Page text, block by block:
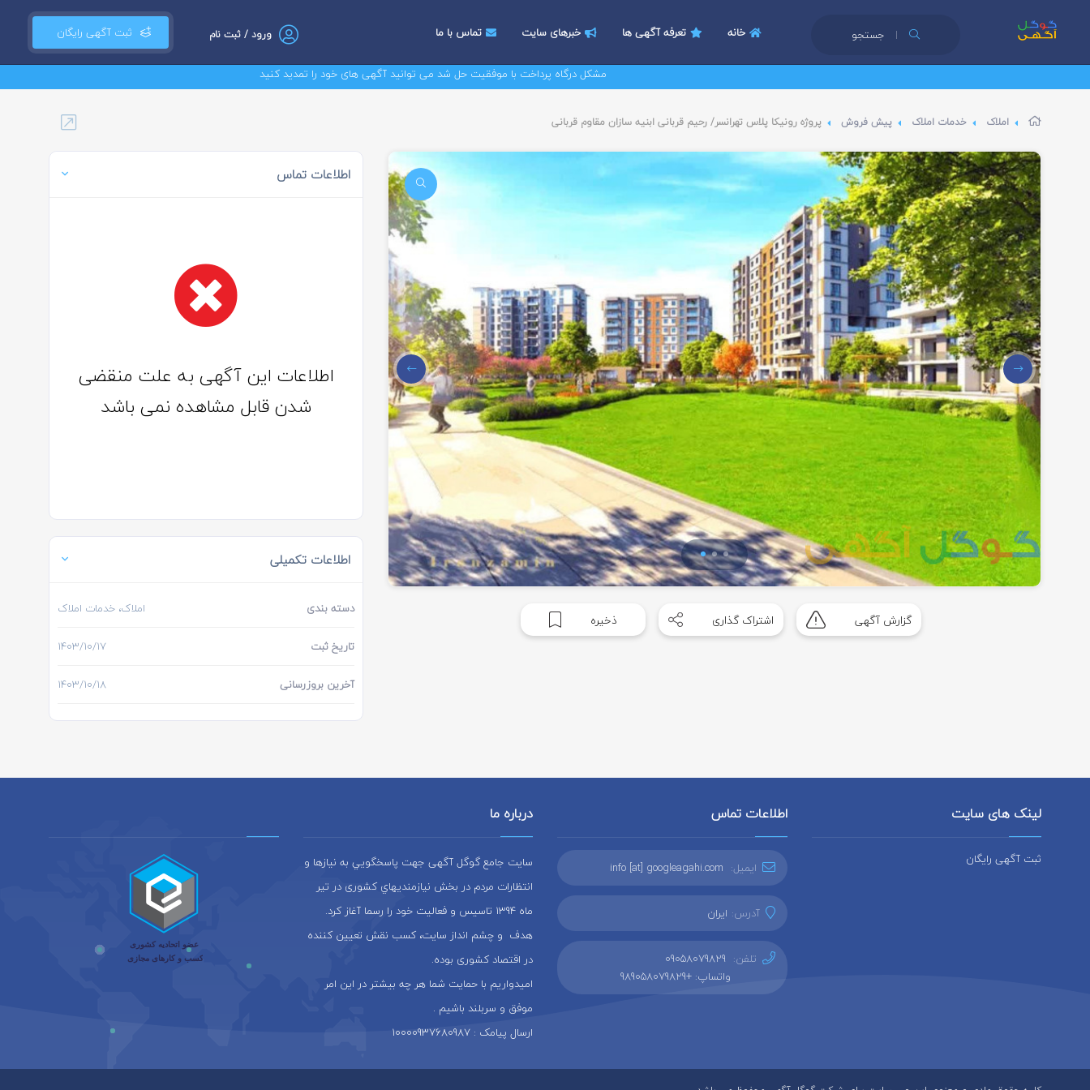
جستجو ثبت آگهی رایگان ورود / ثبت نام خانه تعرفه آگهی ها خبرهای سایت تماس با ما
مشکل درگاه پرداخت با موفقیت حل شد می توانید آگهی های خود را تمدید کنید
املاک خدمات املاک پیش فروش پروژه رونیکا پلاس تهرانسر/ رحیم قربانی ابنیه سازان مقاوم قربانی
گزارش آگهی اشتراک گذاری ذخیره
اطلاعات تماس
اطلاعات این آگهی به علت منقضی
شدن قابل مشاهده نمی باشد
اطلاعات تکمیلی
دسته بندی املاک، خدمات املاک
تاریخ ثبت ۱۴۰۳/۱۰/۱۷
آخرین بروزرسانی ۱۴۰۳/۱۰/۱۸
لینک های سایت
ثبت آگهی رایگان
اطلاعات تماس
ایمیل: info [at] googleagahi.com
آدرس: ایران
تلفن: 09058079829
واتساپ: +989058079829
درباره ما
سایت جامع گوگل آگهی جهت پاسخگويي به نيازها و
انتظارات مردم در بخش نيازمنديهاي کشوری در تير
ماه 1394 تاسيس و فعاليت خود را رسما آغاز كرد.
هدف و چشم انداز سایت، كسب نقش تعيين كننده
در اقتصاد کشوری بوده.
امیدواریم با حمایت شما هر چه بیشتر در این امر
موفق و سربلند باشیم .
ارسال پیامک : 10000937680987